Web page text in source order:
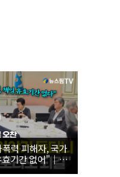
력 피해자, 국가
기간 없어"｜
로 오찬